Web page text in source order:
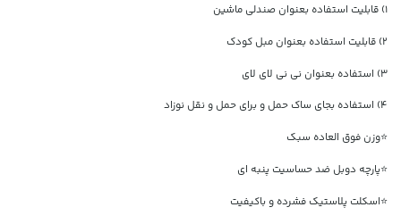
۱) قابلیت استفاده بعنوان صندلی ماشین
۲) قابلیت استفاده بعنوان مبل کودک
۳) استفاده بعنوان نی نی لای لای
۴) استفاده بجای ساک حمل و برای حمل و نقل نوزاد
⭐وزن فوق العاده سبک
⭐پارچه دوبل ضد حساسیت پنبه ای
⭐اسکلت پلاستیک فشرده و باکیفیت